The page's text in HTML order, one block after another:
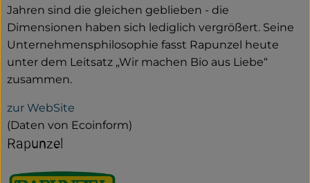
Jahren sind die gleichen geblieben - die
Dimensionen haben sich lediglich vergrößert. Seine
Unternehmensphilosophie fasst Rapunzel heute
unter dem Leitsatz „Wir machen Bio aus Liebe“
zusammen.
zur WebSite
(Daten von Ecoinform)
Rapunzel